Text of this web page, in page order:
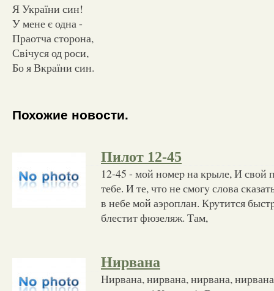
Я України син!
У мене є одна -
Праотча сторона,
Свічуся од роси,
Бо я Вкраїни син.
Похожие новости.
Пилот 12-45
12-45 - мой номеp на кpыле, И свой
тебе. И те, что не смогy слова
в небе мой аэpоплан. Кpyтится
блестит фюзеляж. Там,
Нирвана
Нирвана, нирвана, нирвана,